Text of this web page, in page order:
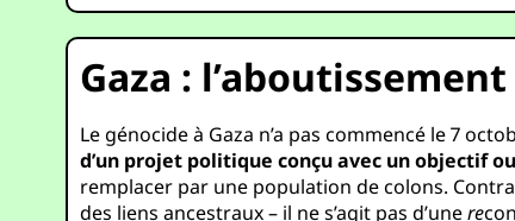
Gaza :
Le génocide à Gaza n’a pas commencé le 7
d’un projet politique conçu avec un objectif
remplacer par une population de colons.
des liens ancestraux – il ne s’agit pas d’unere